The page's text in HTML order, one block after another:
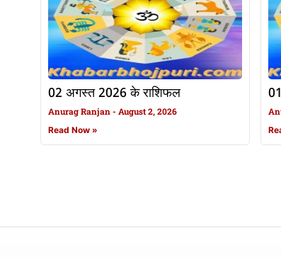
02 अगस्त 2026 के राशिफल
Anurag Ranjan August 2, 2026
Read Now »